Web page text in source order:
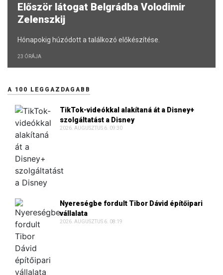
Először látogat Belgrádba Volodimir
Zelenszkij
Hónapokig húzódott a találkozó előkészítése.
23 ÓRÁJA
A 100 LEGGAZDAGABB
TikTok-videókkal alakítaná át a Disney+
szolgáltatást a Disney
2026. AUGUSZTUS 6. 09:30
Nyereségbe fordult Tibor Dávid építőipari
vállalata
2026. AUGUSZTUS 6. 08:19